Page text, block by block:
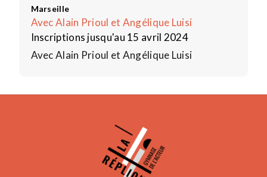
Marseille
Avec Alain Prioul et Angélique Luisi
Inscriptions jusqu'au 15 avril 2024
Avec Alain Prioul et Angélique Luisi